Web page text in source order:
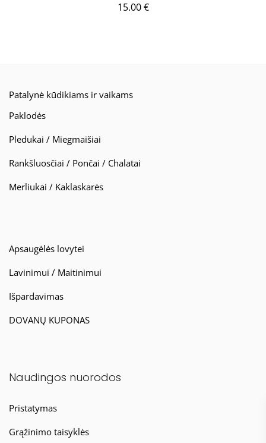
15.00€
Patalynė kūdikiams ir vaikams
Paklodės
Pledukai / Miegmaišiai
Rankšluosčiai / Pončai / Chalatai
Merliukai / Kaklaskarės
Apsaugėlės lovytei
Lavinimui / Maitinimui
Išpardavimas
DOVANŲ KUPONAS
Naudingos nuorodos
Pristatymas
Grąžinimo taisyklės